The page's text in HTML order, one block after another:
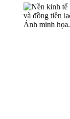
Ảnh minh họa.